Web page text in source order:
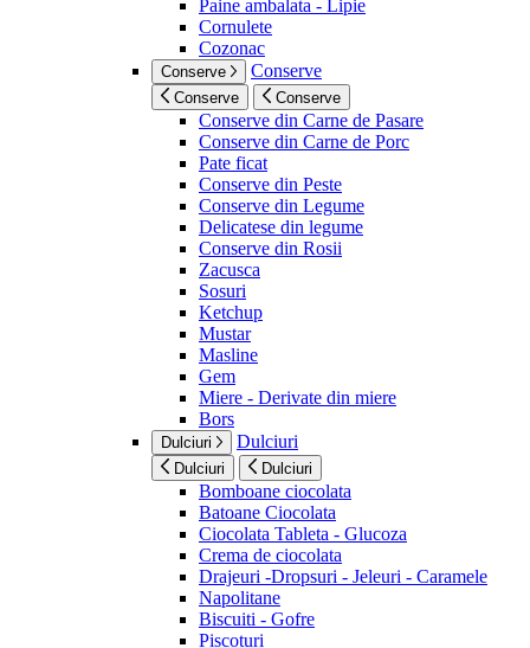
Paine ambalata - Lipie
Cornulete
Cozonac
Conserve Conserve
Conserve Conserve
Conserve din Carne de Pasare
Conserve din Carne de Porc
Pate ficat
Conserve din Peste
Conserve din Legume
Delicatese din legume
Conserve din Rosii
Zacusca
Sosuri
Ketchup
Mustar
Masline
Gem
Miere - Derivate din miere
Bors
Dulciuri Dulciuri
Dulciuri Dulciuri
Bomboane ciocolata
Batoane Ciocolata
Ciocolata Tableta - Glucoza
Crema de ciocolata
Drajeuri -Dropsuri - Jeleuri - Caramele
Napolitane
Biscuiti - Gofre
Piscoturi